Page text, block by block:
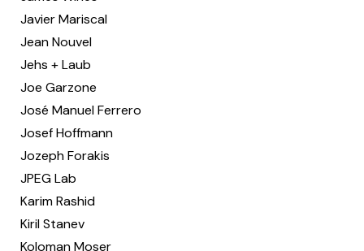
Javier Mariscal
Jean Nouvel
Jehs + Laub
Joe Garzone
José Manuel Ferrero
Josef Hoffmann
Jozeph Forakis
JPEG Lab
Karim Rashid
Kiril Stanev
Koloman Moser